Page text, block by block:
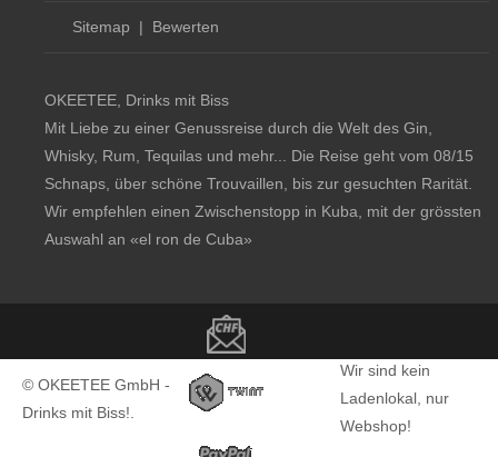
© OKEETEE GmbH -
Drinks mit Biss!.
Wir sind kein
Ladenlokal, nur
Webshop!
Sitemap | Bewerten
OKEETEE, Drinks mit Biss
Mit Liebe zu einer Genussreise durch die Welt des Gin,
Whisky, Rum, Tequilas und mehr... Die Reise geht vom 08/15
Schnaps, über schöne Trouvaillen, bis zur gesuchten Rarität.
Wir empfehlen einen Zwischenstopp in Kuba, mit der grössten
Auswahl an «el ron de Cuba»